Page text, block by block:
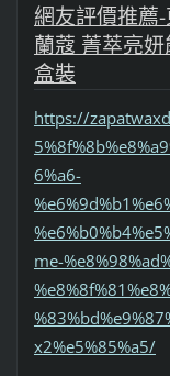
網友評價推薦
蘭蔻 菁萃亮
盒裝
https://
6%a6-
me-
x2%e5%85%a5/